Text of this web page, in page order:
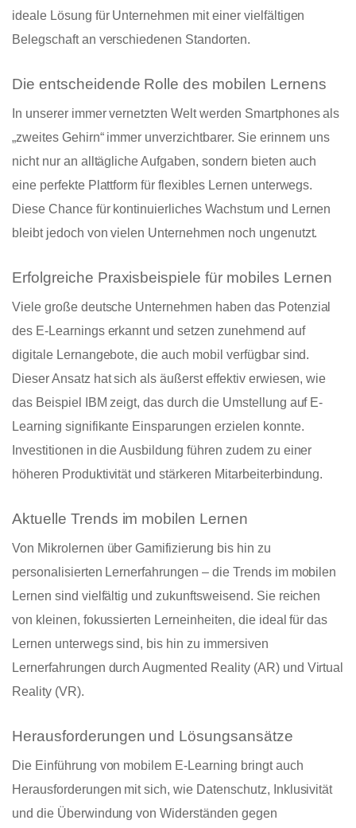
ideale Lösung für Unternehmen mit einer vielfältigen
Belegschaft an verschiedenen Standorten.
Die entscheidende Rolle des mobilen Lernens
In unserer immer vernetzten Welt werden Smartphones als
„zweites Gehirn“ immer unverzichtbarer. Sie erinnern uns
nicht nur an alltägliche Aufgaben, sondern bieten auch
eine perfekte Plattform für flexibles Lernen unterwegs.
Diese Chance für kontinuierliches Wachstum und Lernen
bleibt jedoch von vielen Unternehmen noch ungenutzt.
Erfolgreiche Praxisbeispiele für mobiles Lernen
Viele große deutsche Unternehmen haben das Potenzial
des E-Learnings erkannt und setzen zunehmend auf
digitale Lernangebote, die auch mobil verfügbar sind.
Dieser Ansatz hat sich als äußerst effektiv erwiesen, wie
das Beispiel IBM zeigt, das durch die Umstellung auf E-
Learning signifikante Einsparungen erzielen konnte.
Investitionen in die Ausbildung führen zudem zu einer
höheren Produktivität und stärkeren Mitarbeiterbindung.
Aktuelle Trends im mobilen Lernen
Von Mikrolernen über Gamifizierung bis hin zu
personalisierten Lernerfahrungen – die Trends im mobilen
Lernen sind vielfältig und zukunftsweisend. Sie reichen
von kleinen, fokussierten Lerneinheiten, die ideal für das
Lernen unterwegs sind, bis hin zu immersiven
Lernerfahrungen durch Augmented Reality (AR) und Virtual
Reality (VR).
Herausforderungen und Lösungsansätze
Die Einführung von mobilem E-Learning bringt auch
Herausforderungen mit sich, wie Datenschutz, Inklusivität
und die Überwindung von Widerständen gegen